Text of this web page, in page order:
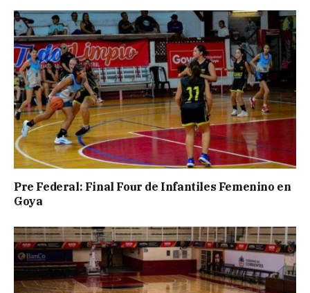
Pre Federal: Final Four de Infantiles Femenino en
Goya